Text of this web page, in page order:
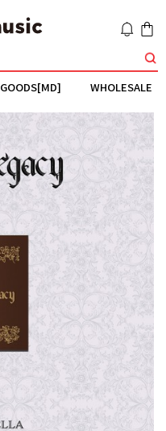
GOODS[MD] WHOLESALE